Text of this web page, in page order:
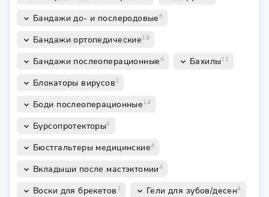
keyboard_arrow_down Бандажи до- и послеродовые6
keyboard_arrow_down Бандажи ортопедические18
keyboard_arrow_down Бандажи послеоперационные6 keyboard_arrow_down Бахилы11
keyboard_arrow_down Блокаторы вирусов1
keyboard_arrow_down Боди послеоперационные14
keyboard_arrow_down Бурсопротекторы6
keyboard_arrow_down Бюстгальтеры медицинские4
keyboard_arrow_down Вкладыши после мастэктомии4
keyboard_arrow_down Воски для брекетов 3 keyboard_arrow_down Гели для зубов/десен4